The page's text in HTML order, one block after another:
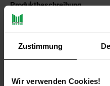
Zustimmung
Wir verwenden Cookies!
Produktbeschreibung
Design
Absoluter Blickfang im